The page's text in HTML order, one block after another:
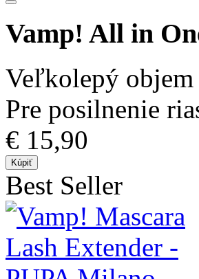
Vamp! All in
Veľkolepý objem
Pre posilnenie
€ 15,90
Kúpiť
Best Seller